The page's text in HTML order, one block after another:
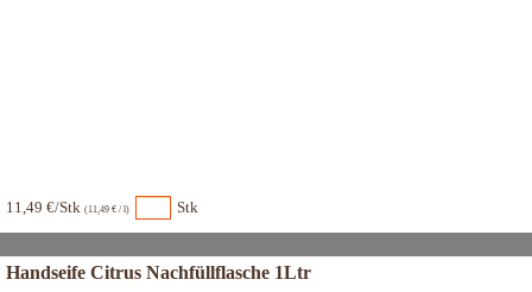
11,49 €/Stk (11,49 € / l) Stk
Handseife Citrus Nachfüllflasche 1Ltr